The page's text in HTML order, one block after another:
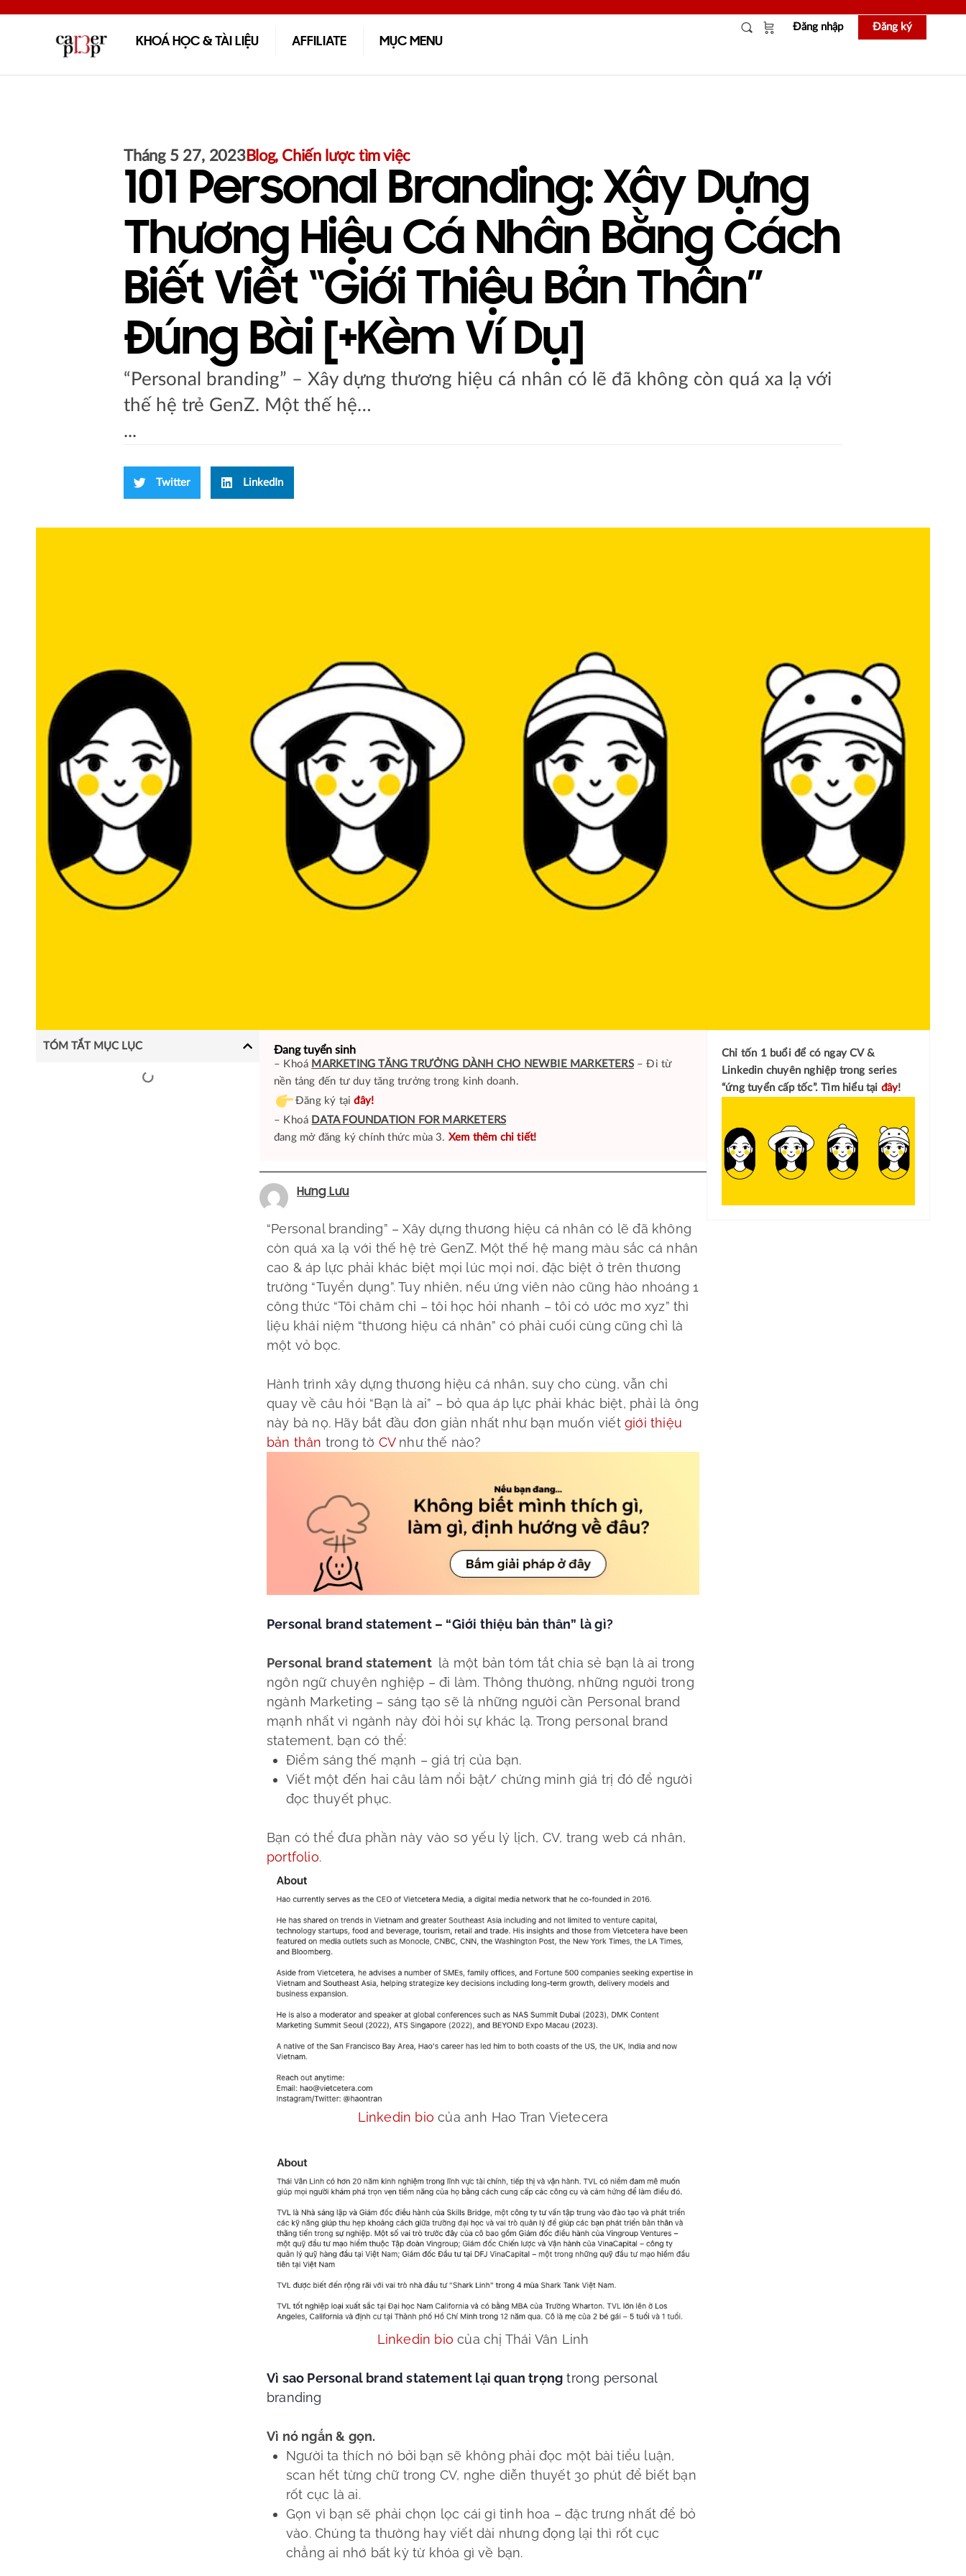
KHOÁ HỌC & TÀI LIỆU AFFILIATE MỤC MENU
Đăng nhập Đăng ký
Tháng 5 27, 2023Blog, Chiến lược tìm việc
101 Personal Branding: Xây Dựng
Thương Hiệu Cá Nhân Bằng Cách
Biết Viết “giới Thiệu Bản Thân”
Đúng Bài [+kèm Ví Dụ]
“Personal branding” – Xây dựng thương hiệu cá nhân có lẽ đã không còn quá xa lạ với
thế hệ trẻ GenZ. Một thế hệ…
...
Twitter LinkedIn
TÓM TẮT MỤC LỤC Đang tuyển sinh
– Khoá MARKETING TĂNG TRƯỞNG DÀNH CHO NEWBIE MARKETERS– Đi từ
nền tảng đến tư duy tăng trưởng trong kinh doanh.
Đăng ký tạiđây!
– Khoá DATA FOUNDATION FOR MARKETERS
đang mở đăng ký chính thức mùa 3. Xem thêm chi tiết!
Hưng Lưu
“Personal branding” – Xây dựng thương hiệu cá nhân có lẽ đã không
còn quá xa lạ với thế hệ trẻ GenZ. Một thế hệ mang màu sắc cá nhân
cao & áp lực phải khác biệt mọi lúc mọi nơi, đặc biệt ở trên thương
trường “Tuyển dụng”. Tuy nhiên, nếu ứng viên nào cũng hào nhoáng 1
công thức “Tôi chăm chỉ – tôi học hỏi nhanh – tôi có ước mơ xyz” thì
liệu khái niệm “thương hiệu cá nhân” có phải cuối cùng cũng chỉ là
một vỏ bọc.
Hành trình xây dựng thương hiệu cá nhân, suy cho cùng, vẫn chỉ
quay về câu hỏi “Bạn là ai” – bỏ qua áp lực phải khác biệt, phải là ông
này bà nọ. Hãy bắt đầu đơn giản nhất như bạn muốn viết giới thiệu
bản thân trong tờ CVnhư thế nào?
Personal brand statement – “Giới thiệu bản thân” là gì?
Personal brand statement là một bản tóm tắt chia sẻ bạn là ai trong
ngôn ngữ chuyên nghiệp – đi làm. Thông thường, những người trong
ngành Marketing – sáng tạo sẽ là những người cần Personal brand
mạnh nhất vì ngành này đòi hỏi sự khác lạ. Trong personal brand
statement, bạn có thể:
Điểm sáng thế mạnh – giá trị của bạn.
Viết một đến hai câu làm nổi bật/ chứng minh giá trị đó để người
đọc thuyết phục.
Bạn có thể đưa phần này vào sơ yếu lý lịch, CV, trang web cá nhân,
portfolio.
Linkedin bio của anh Hao Tran Vietecera
Linkedin bio của chị Thái Vân Linh
Vì sao Personal brand statement lại quan trọng trong personal
branding
Vì nó ngắn & gọn.
Người ta thích nó bởi bạn sẽ không phải đọc một bài tiểu luận,
scan hết từng chữ trong CV, nghe diễn thuyết 30 phút để biết bạn
rốt cục là ai.
Gọn vì bạn sẽ phải chọn lọc cái gì tinh hoa – đặc trưng nhất để bỏ
vào. Chúng ta thường hay viết dài nhưng đọng lại thì rốt cục
chẳng ai nhớ bất kỳ từ khóa gì về bạn.
Chỉ tốn 1 buổi để có ngayCV &
Linkedin chuyên nghiệptrong series
“ứng tuyển cấp tốc”. Tìm hiểu tại đây!